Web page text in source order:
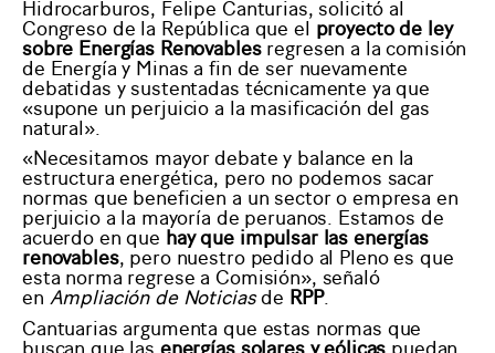
Hidrocarburos, Felipe Canturias , solicitó al
Congreso de la República que el proyecto de ley
sobre Energías Renovablesregresen a la comisión
de Energía y Minas a fin de ser nuevamente
debatidas y sustentadas técnicamente ya que
«supone un perjuicio a la masificación del gas
natural».
«Necesitamos mayor debate y balance en la
estructura energética, pero no podemos sacar
normas que beneficien a un sector o empresa en
perjuicio a la mayoría de peruanos. Estamos de
acuerdo en que hay que impulsar las energías
renovables, pero nuestro pedido al Pleno es que
esta norma regrese a Comisión», señaló
en Ampliación de Noticiasde RPP.
Cantuarias argumenta que estas normas que
buscan que las energías solares y eólicas puedan